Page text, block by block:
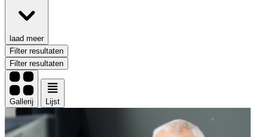
laad meer
Filter resultaten
Filter resultaten
Gallerij Lijst